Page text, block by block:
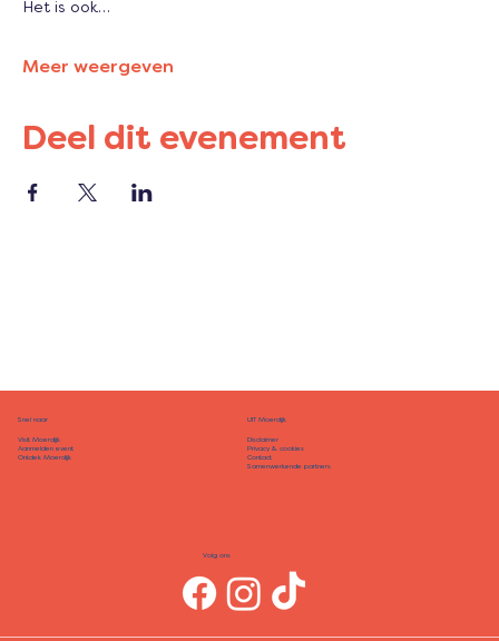
Het is ook…
Meer weergeven
Deel dit evenement
Snel naar
Visit Moerdijk
Aanmelden event
Ontdek Moerdijk
UIT Moerdijk
Disclaimer
Privacy & cookies
Contact
Samenwerkende partners
Volg ons